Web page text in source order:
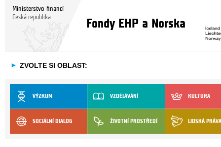
Ministerstvo financí
Česká republika
Fondy EHP a Norska
► ZVOLTE SI OBLAST:
VÝZKUM VZDĚLÁVÁNÍ KULTURA
SOCIÁLNÍ DIALOG ŽIVOTNÍ PROSTŘEDÍ LIDSKÁ PRÁVA